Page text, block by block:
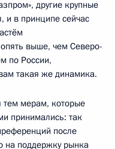
другие крупные
и в принципе сейчас
выше, чем Северо-
по России,
такая же динамика.
тем мерам, которые
принимались: так
после
на поддержку рынка